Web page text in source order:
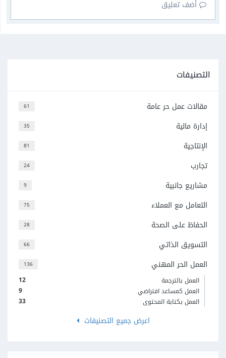
أضف تعليق
التصنيفات
61 مقالات عمل حر عامة
35 إدارة مالية
81 الإنتاجية
24 تجارب
9 مشاريع جانبية
75 التعامل مع العملاء
28 الحفاظ على الصحة
66 التسويق الذاتي
136 العمل الحر المهني
12
العمل بالترجمة
9
العمل كمساعد افتراضي
33
العمل بكتابة المحتوى
اعرض جميع التصنيفات